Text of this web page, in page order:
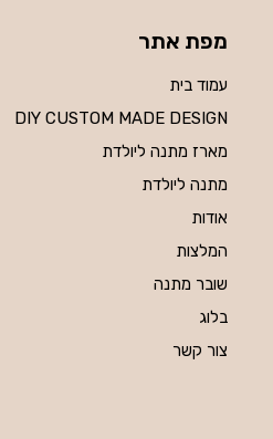
מפת אתר
עמוד בית
DIY CUSTOM MADE DESIGN
מארז מתנה ליולדת
מתנה ליולדת
אודות
המלצות
שובר מתנה
בלוג
צור קשר